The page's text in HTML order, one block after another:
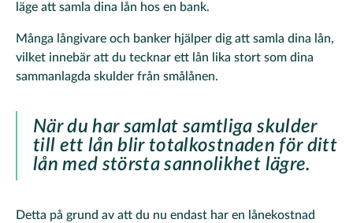
läge att samla dina lån hos en bank.
Många långivare och banker hjälper dig att samla dina lån,
vilket innebär att du tecknar ett lån lika stort som dina
sammanlagda skulder från smålånen.
När du har samlat samtliga skulder
till ett lån blir totalkostnaden för ditt
lån med största sannolikhet lägre.
Detta på grund av att du nu endast har en lånekostnad